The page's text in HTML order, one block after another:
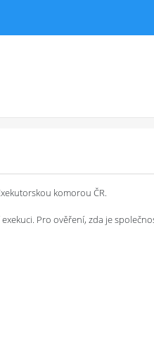
komorou ČR.
Pro ověření, zda je